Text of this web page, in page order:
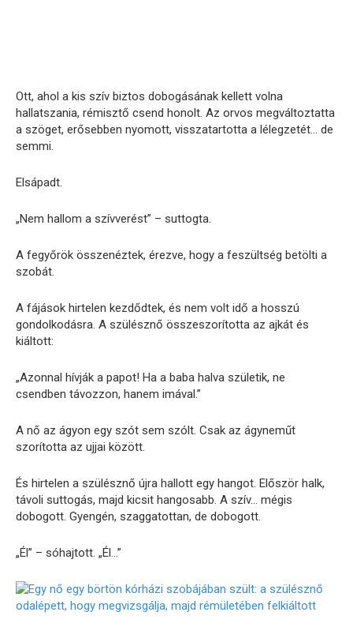
Ott, ahol a kis szív biztos dobogásának kellett volna
hallatszania, rémisztő csend honolt. Az orvos megváltoztatta
a szöget, erősebben nyomott, visszatartotta a lélegzetét… de
semmi.
Elsápadt.
„Nem hallom a szívverést” – suttogta.
A fegyőrök összenéztek, érezve, hogy a feszültség betölti a
szobát.
A fájások hirtelen kezdődtek, és nem volt idő a hosszú
gondolkodásra. A szülésznő összeszorította az ajkát és
kiáltott:
„Azonnal hívják a papot! Ha a baba halva születik, ne
csendben távozzon, hanem imával.”
A nő az ágyon egy szót sem szólt. Csak az ágyneműt
szorította az ujjai között.
És hirtelen a szülésznő újra hallott egy hangot. Először halk,
távoli suttogás, majd kicsit hangosabb. A szív… mégis
dobogott. Gyengén, szaggatottan, de dobogott.
„Él” – sóhajtott. „Él…”